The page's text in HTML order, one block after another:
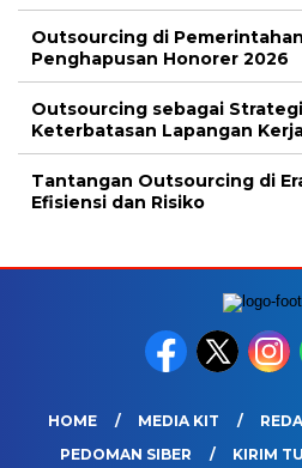
Outsourcing di
Penghapusan Honorer 2026
Outsourcing sebagai
Keterbatasan Lapangan
Tantangan Outsourcing di
Efisiensi dan Risiko
HOME MEDIA KIT
PEDOMAN SIBER
KIRIM